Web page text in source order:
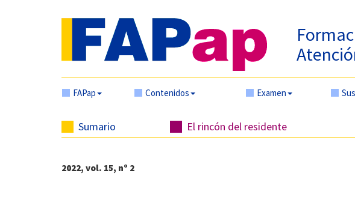
FAPap Contenidos Examen
Sumario El rincón del residente
2022, vol. 15, nº 2